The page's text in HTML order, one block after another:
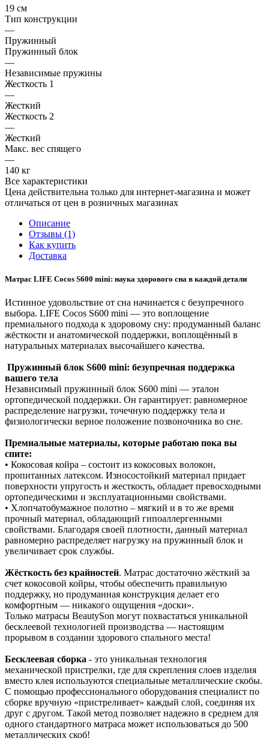
19 см
Тип конструкции
—
Пружинный
Пружинный блок
—
Независимые пружины
Жесткость 1
—
Жесткий
Жесткость 2
—
Жесткий
Макс. вес спящего
—
140 кг
Все характеристики
Цена действительна только для интернет-магазина и может
отличаться от цен в розничных магазинах
Описание
Отзывы (1)
Как купить
Доставка
Матрас LIFE Cocos S600 mini: наука здорового сна в каждой детали
Истинное удовольствие от сна начинается с безупречного
выбора. LIFE Cocos S600 mini — это воплощение
премиального подхода к здоровому сну: продуманный баланс
жёсткости и анатомической поддержки, воплощённый в
натуральных материалах высочайшего качества.
Пружинный блок S600 mini: безупречная поддержка
вашего тела
Независимый пружинный блок S600 mini — эталон
ортопедической поддержки. Он гарантирует: равномерное
распределение нагрузки, точечную поддержку тела и
физиологически верное положение позвоночника во сне.
Премиальные материалы, которые работаю пока вы
спите:
• Кокосовая койра – состоит из кокосовых волокон,
пропитанных латексом. Износостойкий материал придает
поверхности упругость и жесткость, обладает превосходными
ортопедическими и эксплуатационными свойствами.
• Хлопчатобумажное полотно – мягкий и в то же время
прочный материал, обладающий гипоаллергенными
свойствами. Благодаря своей плотности, данный материал
равномерно распределяет нагрузку на пружинный блок и
увеличивает срок службы.
Жёсткость без крайностей. Матрас достаточно жёсткий за
счет кокосовой койры, чтобы обеспечить правильную
поддержку, но продуманная конструкция делает его
комфортным — никакого ощущения «доски».
Только матрасы BeautySon могут похвастаться уникальной
бесклеевой технологией производства — настоящим
прорывом в создании здорового спального места!
Бесклеевая сборка - это уникальная технология
механической пристрелки, где для скрепления слоев изделия
вместо клея используются специальные металлические скобы.
С помощью профессионального оборудования специалист по
сборке вручную «пристреливает» каждый слой, соединяя их
друг с другом. Такой метод позволяет надежно в среднем для
одного стандартного матраса может использоваться до 500
металлических скоб!